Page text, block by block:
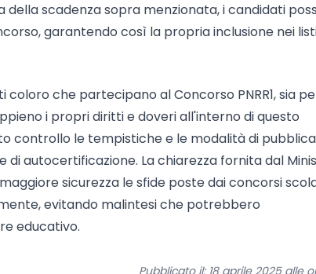
scadenza sopra menzionata, i candidati
garantendo così la propria inclusione nei
che partecipano al Concorso PNRR1, sia
i propri diritti e doveri all'interno di questo
controllo le tempistiche e le modalità di
autocertificazione. La chiarezza fornita dal
sicurezza le sfide poste dai concorsi
evitando malintesi che potrebbero
educativo.
Pubblicato il: 18 aprile 2025 alle